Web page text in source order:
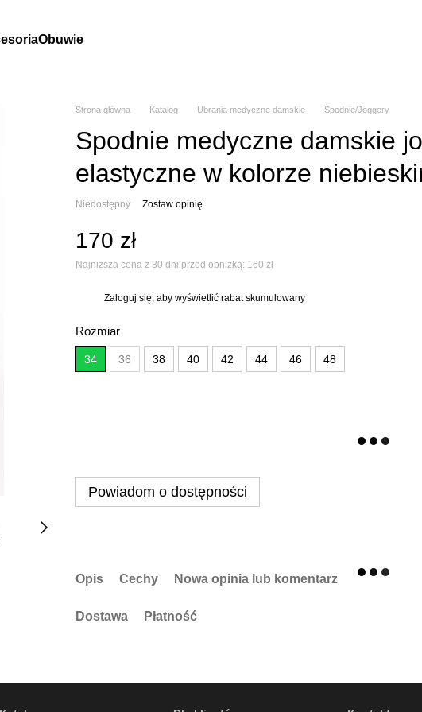
Obuwie
Strona główna Katalog Ubrania medyczne damskie Spodnie/Joggery
Spodnie medyczne damskie
elastyczne w kolorze
Niedostępny Zostaw opinię
170 zł
Najniższa cena z 30 dni przed obniżką: 160 zł
Zaloguj się , aby wyświetlić rabat skumulowany
Rozmiar
34 36 38 40 42 44 46 48
Powiadom o dostępności
Opis Cechy Nowa opinia lub komentarz
Dostawa Płatność